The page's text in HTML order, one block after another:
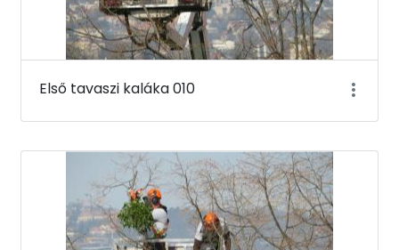
Első tavaszi kaláka 010